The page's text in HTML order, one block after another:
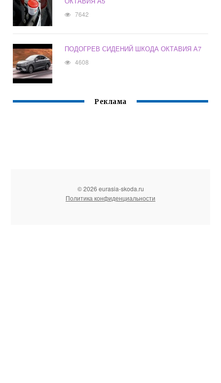
7642
ПОДОГРЕВ СИДЕНИЙ ШКОДА ОКТАВИЯ А7
4608
Реклама
© 2026 eurasia-skoda.ru
Политика конфиденциальности